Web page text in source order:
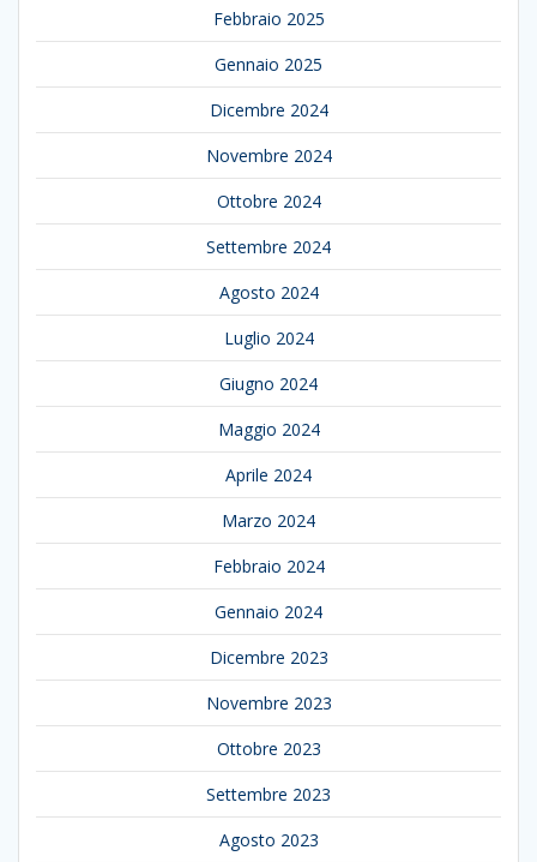
Febbraio 2025
Gennaio 2025
Dicembre 2024
Novembre 2024
Ottobre 2024
Settembre 2024
Agosto 2024
Luglio 2024
Giugno 2024
Maggio 2024
Aprile 2024
Marzo 2024
Febbraio 2024
Gennaio 2024
Dicembre 2023
Novembre 2023
Ottobre 2023
Settembre 2023
Agosto 2023